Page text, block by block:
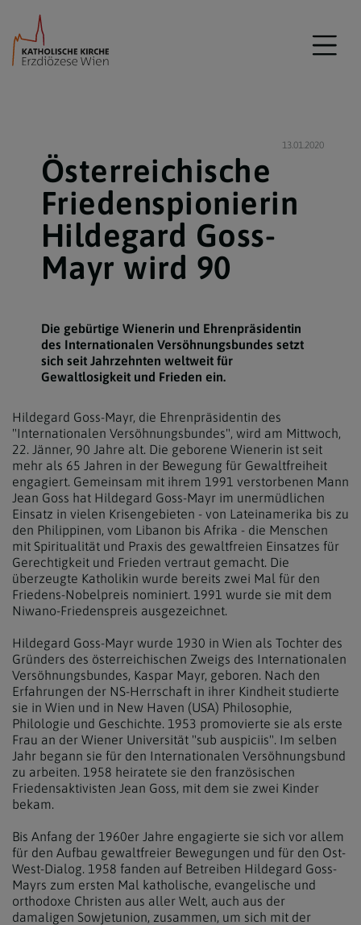
13.01.2020
Österreichische
Friedenspionierin
Hildegard Goss-
Mayr wird 90
Die gebürtige Wienerin und Ehrenpräsidentin
des Internationalen Versöhnungsbundes setzt
sich seit Jahrzehnten weltweit für
Gewaltlosigkeit und Frieden ein.
Hildegard Goss-Mayr, die Ehrenpräsidentin des
"Internationalen Versöhnungsbundes", wird am Mittwoch,
22. Jänner, 90 Jahre alt. Die geborene Wienerin ist seit
mehr als 65 Jahren in der Bewegung für Gewaltfreiheit
engagiert. Gemeinsam mit ihrem 1991 verstorbenen Mann
Jean Goss hat Hildegard Goss-Mayr im unermüdlichen
Einsatz in vielen Krisengebieten - von Lateinamerika bis zu
den Philippinen, vom Libanon bis Afrika - die Menschen
mit Spiritualität und Praxis des gewaltfreien Einsatzes für
Gerechtigkeit und Frieden vertraut gemacht. Die
überzeugte Katholikin wurde bereits zwei Mal für den
Friedens-Nobelpreis nominiert. 1991 wurde sie mit dem
Niwano-Friedenspreis ausgezeichnet.
Hildegard Goss-Mayr wurde 1930 in Wien als Tochter des
Gründers des österreichischen Zweigs des Internationalen
Versöhnungsbundes, Kaspar Mayr, geboren. Nach den
Erfahrungen der NS-Herrschaft in ihrer Kindheit studierte
sie in Wien und in New Haven (USA) Philosophie,
Philologie und Geschichte. 1953 promovierte sie als erste
Frau an der Wiener Universität "sub auspiciis". Im selben
Jahr begann sie für den Internationalen Versöhnungsbund
zu arbeiten. 1958 heiratete sie den französischen
Friedensaktivisten Jean Goss, mit dem sie zwei Kinder
bekam.
Bis Anfang der 1960er Jahre engagierte sie sich vor allem
für den Aufbau gewaltfreier Bewegungen und für den Ost-
West-Dialog. 1958 fanden auf Betreiben Hildegard Goss-
Mayrs zum ersten Mal katholische, evangelische und
orthodoxe Christen aus aller Welt, auch aus der
damaligen Sowjetunion, zusammen, um sich mit der